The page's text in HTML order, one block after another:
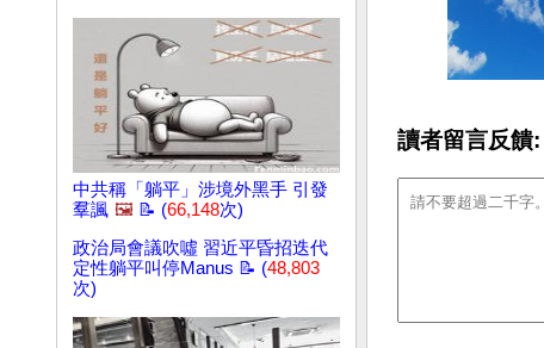
中共稱「躺平」涉境外黑手 引發
羣諷 🖼️ 📝 (66,148次)
政治局會議吹噓 習近平昏招迭代
定性躺平叫停Manus 📝 (48,803
次)
讀者留言反饋: